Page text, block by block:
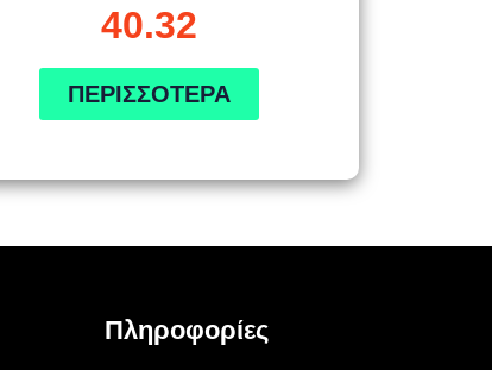
40.32
ΠΕΡΙΣΣΌΤΕΡΑ
Πληροφορίες